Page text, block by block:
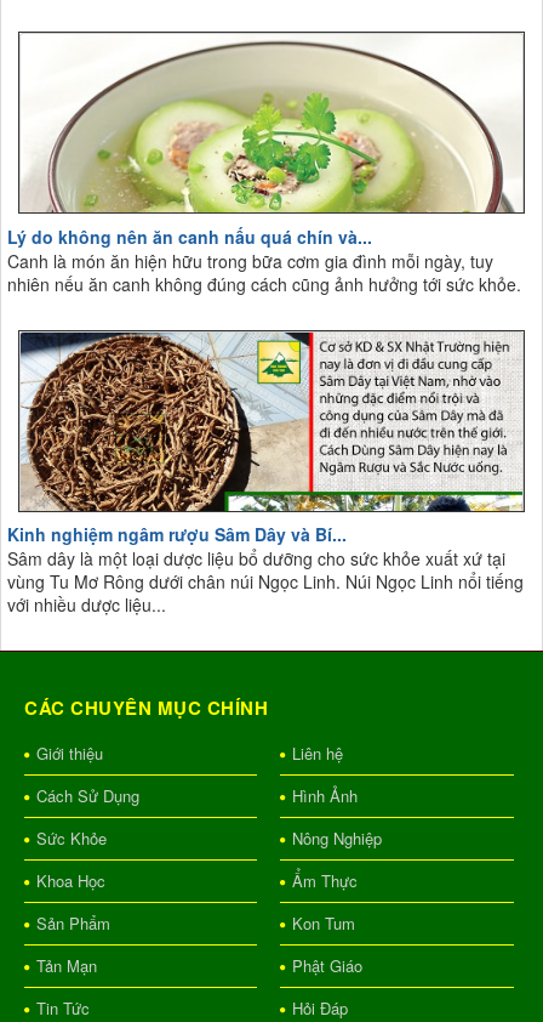
Lý do không nên ăn canh nấu quá chín và...
Canh là món ăn hiện hữu trong bữa cơm gia đình mỗi ngày, tuy
nhiên nếu ăn canh không đúng cách cũng ảnh hưởng tới sức khỏe.
Kinh nghiệm ngâm rượu Sâm Dây và Bí...
Sâm dây là một loại dược liệu bổ dưỡng cho sức khỏe xuất xứ tại
vùng Tu Mơ Rông dưới chân núi Ngọc Linh. Núi Ngọc Linh nổi tiếng
với nhiều dược liệu...
CÁC CHUYÊN MỤC CHÍNH
Giới thiệu
Liên hệ
Cách Sử Dụng
Hình Ảnh
Sức Khỏe
Nông Nghiệp
Khoa Học
Ẩm Thực
Sản Phẩm
Kon Tum
Tản Mạn
Phật Giáo
Tin Tức
Hỏi Đáp